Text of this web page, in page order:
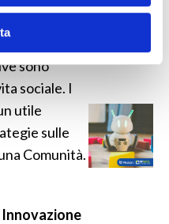
sono
sociale. I
utile
sulle
Comunità.